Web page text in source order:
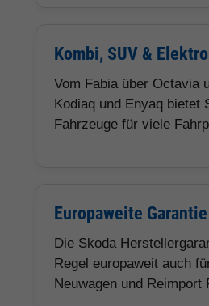
Kombi, SUV & Elektro
Vom Fabia über Octavia
Kodiaq und Enyaq bietet
Fahrzeuge für viele
Europaweite Garantie
Die Skoda
Regel europaweit auch
Neuwagen und Reimport